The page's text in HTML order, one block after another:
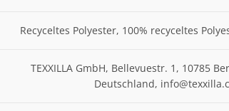
Recyceltes Polyester, 100% recyceltes
TEXXILLA GmbH, Bellevuestr. 1, 10785
Deutschland,